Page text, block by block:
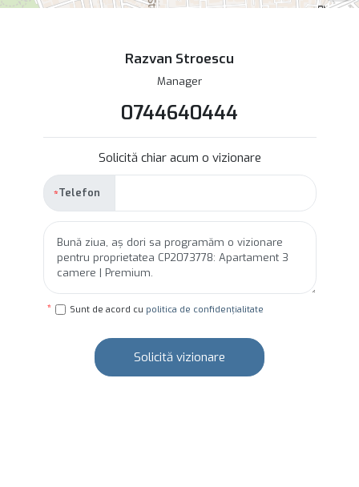
Razvan Stroescu
Manager
0744640444
Solicită chiar acum o vizionare
Telefon
Sunt de acord cu politica de confidențialitate
Solicită vizionare